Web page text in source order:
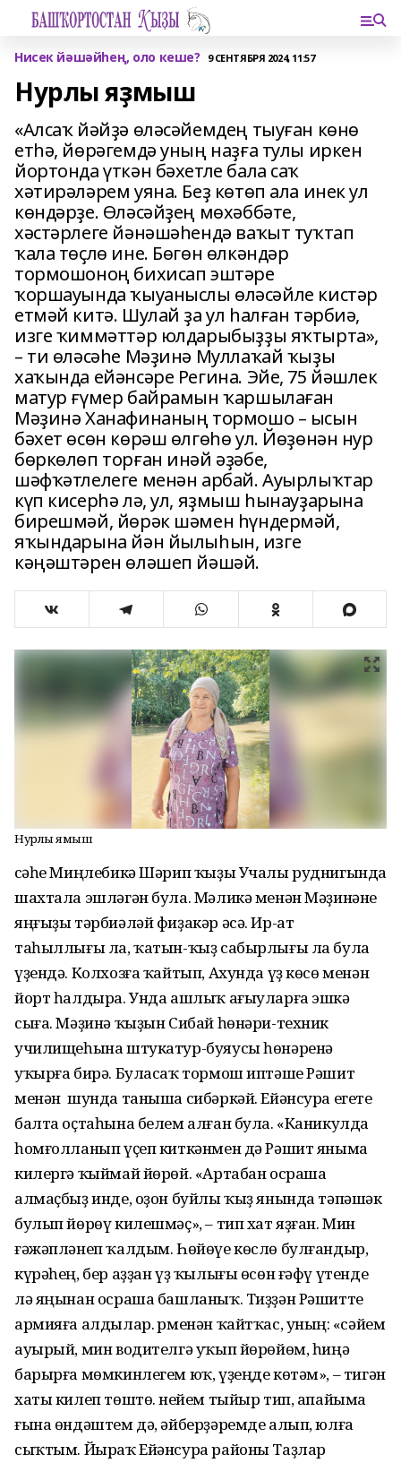
Нисек йәшәйһең, оло кеше? 9 СЕНТЯБРЯ 2024, 11:57
Нурлы яҙмыш
«Алсаҡ йәйҙә өләсәйемдең тыуған көнө
етһә, йөрәгемдә уның наҙға тулы иркен
йортонда үткән бәхетле бала саҡ
хәтирәләрем уяна. Беҙ көтөп ала инек ул
көндәрҙе. Өләсәйҙең мөхәббәте,
хәстәрлеге йәнәшәһендә ваҡыт туҡтап
ҡала төҫлө ине. Бөгөн өлкәндәр
тормошоноң бихисап эштәре
ҡоршауында ҡыуаныслы өләсәйле кистәр
етмәй китә. Шулай ҙа ул һалған тәрбиә,
изге ҡиммәттәр юлдарыбыҙҙы яҡтырта»,
– ти өләсәһе Мәҙинә Муллаҡай ҡыҙы
хаҡында ейәнсәре Регина. Эйе, 75 йәшлек
матур ғүмер байрамын ҡаршылаған
Мәҙинә Ханафинаның тормошо – ысын
бәхет өсөн көрәш өлгөһө ул. Йөҙөнән нур
бөркөлөп торған инәй әҙәбе,
шәфҡәтлелеге менән арбай. Ауырлыҡтар
күп кисерһә лә, ул, яҙмыш һынауҙарына
бирешмәй, йөрәк шәмен һүндермәй,
яҡындарына йән йылыһын, изге
кәңәштәрен өләшеп йәшәй.
Нурлы яҙмыш
Әсәһе Миңлебикә Шәрип ҡыҙы Учалы руднигында
шахтала эшләгән була. Мәликә менән Мәҙинәне
яңғыҙы тәрбиәләй фиҙакәр әсә. Ир-ат
таһыллығы ла, ҡатын-ҡыҙ сабырлығы ла була
үҙендә. Колхозға ҡайтып, Ахунда үҙ көсө менән
йорт һалдыра. Унда ашлыҡ ағыуларға эшкә
сыға. Мәҙинә ҡыҙын Сибай һөнәри-техник
училищеһына штукатур-буяусы һөнәренә
уҡырға бирә. Буласаҡ тормош иптәше Рәшит
менән шунда таныша сибәркәй. Ейәнсура егете
балта оҫтаһына белем алған була. «Каникулда
һомғолланып үҫеп киткәнмен дә Рәшит яныма
килергә ҡыймай йөрөй. «Артабан осраша
алмаҫбыҙ инде, оҙон буйлы ҡыҙ янында тәпәшәк
булып йөрөү килешмәҫ», – тип хат яҙған. Мин
ғәжәпләнеп ҡалдым. Һөйөүе көслө булғандыр,
күрәһең, бер аҙҙан үҙ ҡылығы өсөн ғәфү үтенде
лә яңынан осраша башланыҡ. Тиҙҙән Рәшитте
армияға алдылар. Әрменән ҡайтҡас, уның: «Әсәйем
ауырый, мин водителгә уҡып йөрөйөм, һиңә
барырға мөмкинлегем юҡ, үҙеңде көтәм», – тигән
хаты килеп төштө. Әнейем тыйыр тип, апайыма
ғына өндәштем дә, әйберҙәремде алып, юлға
сыҡтым. Йыраҡ Ейәнсура районы Таҙлар